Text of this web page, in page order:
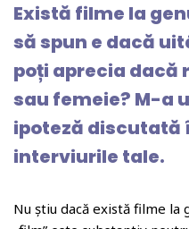
Există filme la
să spun e dacă
poți aprecia dacă
sau femeie? M-a
ipoteză
interviurile tale.
Nu știu dacă există filme la